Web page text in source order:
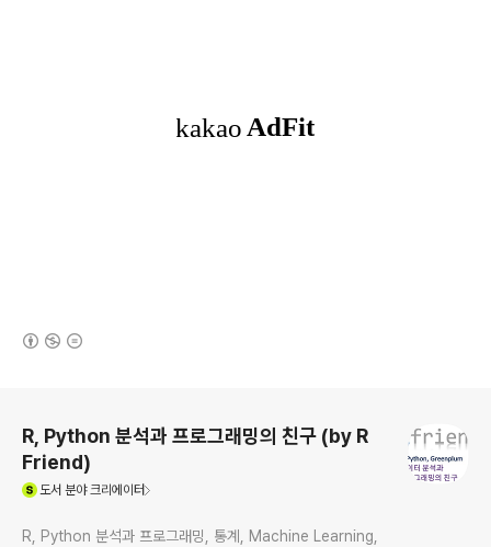
R, Python 분석과 프로그래밍의 친구 (by R
Friend)
도서 분야 크리에이터
R, Python 분석과 프로그래밍, 통계, Machine Learning,